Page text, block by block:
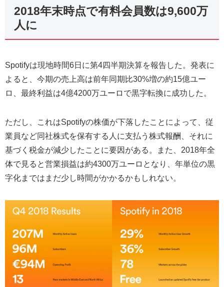
2018年末時点で有料会員数は9,600万
人に
Spotifyは現地時間6日に第4四半期決算を報告した。発表に
よると、今期の売上高は前年同期比30%増の約15億ユー
ロ、最終利益は4億4200万ユーロで黒字転換に成功した。
ただし、これはSpotifyの株価が下落したことによって、従
業員など同社株式を保有する人に支払う株式報酬、それに
基づく税金が減少したことに要因がある。また、2018年全
体で見ると営業損益は約4300万ユーロとなり、年単位の黒
字化まではまだ少し時間がかかるかもしれない。